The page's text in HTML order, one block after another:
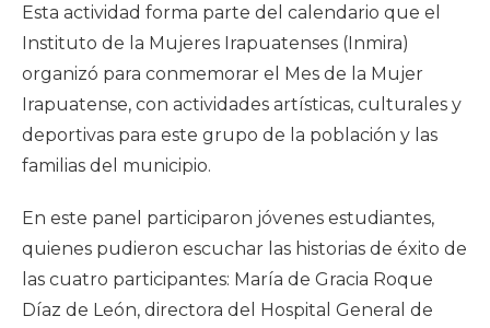
Esta actividad forma parte del calendario que el
Instituto de la Mujeres Irapuatenses (Inmira)
organizó para conmemorar el Mes de la Mujer
Irapuatense, con actividades artísticas, culturales y
deportivas para este grupo de la población y las
familias del municipio.
En este panel participaron jóvenes estudiantes,
quienes pudieron escuchar las historias de éxito de
las cuatro participantes: María de Gracia Roque
Díaz de León, directora del Hospital General de